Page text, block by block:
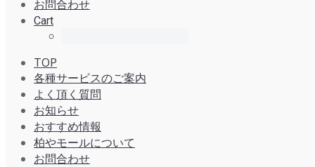
お問合わせ
Cart
TOP
各種サービスのご案内
よく頂く質問
お知らせ
おすすめ情報
柏やモールについて
お問合わせ